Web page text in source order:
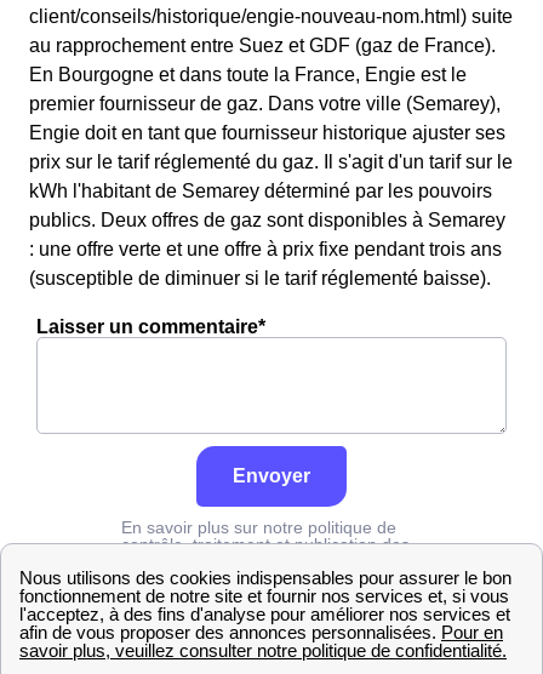
client/conseils/historique/engie-nouveau-nom.html) suite
au rapprochement entre Suez et GDF (gaz de France).
En Bourgogne et dans toute la France, Engie est le
premier fournisseur de gaz. Dans votre ville (Semarey),
Engie doit en tant que fournisseur historique ajuster ses
prix sur le tarif réglementé du gaz. Il s'agit d'un tarif sur le
kWh l'habitant de Semarey déterminé par les pouvoirs
publics. Deux offres de gaz sont disponibles à Semarey
: une offre verte et une offre à prix fixe pendant trois ans
(susceptible de diminuer si le tarif réglementé baisse).
Laisser un commentaire*
Envoyer
En savoir plus sur notre politique de
contrôle, traitement et publication des
Engie Côte-d'Or Semarey